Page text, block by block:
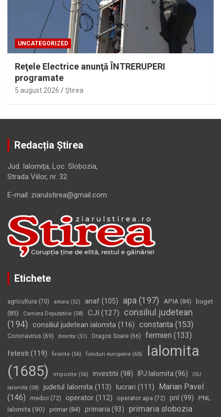
UNCATEGORIZED
Reţele Electrice anunţă ÎNTRERUPERI
programate
5 august 2026 Ştirea
Redacția Știrea
Jud. Ialomiţa, Loc. Slobozia,
Strada Viilor, nr. 32
E-mail: ziarulstirea@gmail.com
Etichete
agricultura (70) amara (52) anaf (105) apa (197) APIA (84)
buget
(85)
Camera Deputatilor (58) CJI (127)
consiliul judetean
(194) consiliul judetean ialomita (116) constanta (153)
Coronavirus (69) director (51) Dragos Soare (66) fermieri (133)
fetesti (119) finante (56) fonduri europene (60)
Ialomita
(1685)
impozite (56) investitii (98) IPJ Ialomita (96) ISU
Ialomita (58) judetul Ialomita (113) lucrari (111)
Marian Pavel
(146)
medici (72) operator (112) operator apa (72) pnl (99)
PNL
Ialomita (90) primar(84) primaria (93)
primaria slobozia